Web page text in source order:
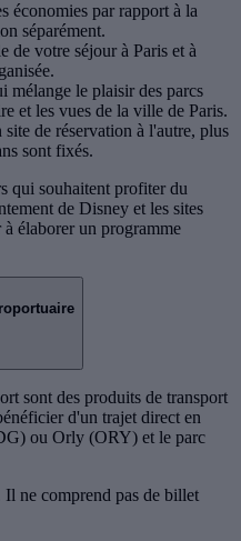
économies par rapport à la
séparément.
de votre séjour à Paris et à
mélange le plaisir des parcs
et les vues de la ville de Paris.
de réservation à l'autre, plus
sont fixés.
qui souhaitent profiter du
de Disney et les sites
élaborer un programme
sont des produits de transport
d'un trajet direct en
ou Orly (ORY) et le parc
ne comprend pas de billet